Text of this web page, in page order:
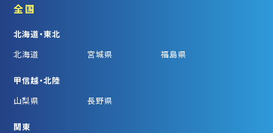
全国
北海道・東北
北海道
宮城県 福島県
甲信越・北陸
山梨県
長野県
関東